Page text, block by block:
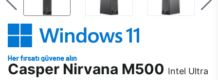
Casper Nirvana M500 Intel Ultra